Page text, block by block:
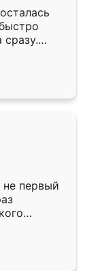
сразу.
к
Собрали
даже
первый
раз